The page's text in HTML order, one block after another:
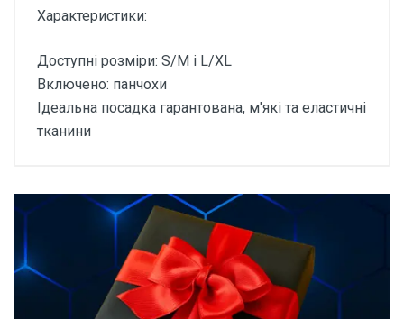
Характеристики:
Доступні розміри: S/M і L/XL
Включено: панчохи
Ідеальна посадка гарантована, м'які та еластичні
тканини
Основні характеристики
Панчохи під пояс
Obsessive 810-STO-1 чорні
Відгуки про товар поки що відсутні.